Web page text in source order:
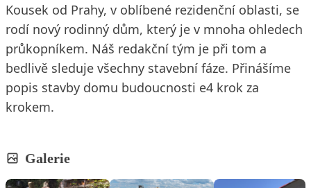
Kousek od Prahy, v oblíbené rezidenční oblasti, se
rodí nový rodinný dům, který je v mnoha ohledech
průkopníkem. Náš redakční tým je při tom a
bedlivě sleduje všechny stavební fáze. Přinášíme
popis stavby domu budoucnosti e4 krok za
krokem.
Galerie